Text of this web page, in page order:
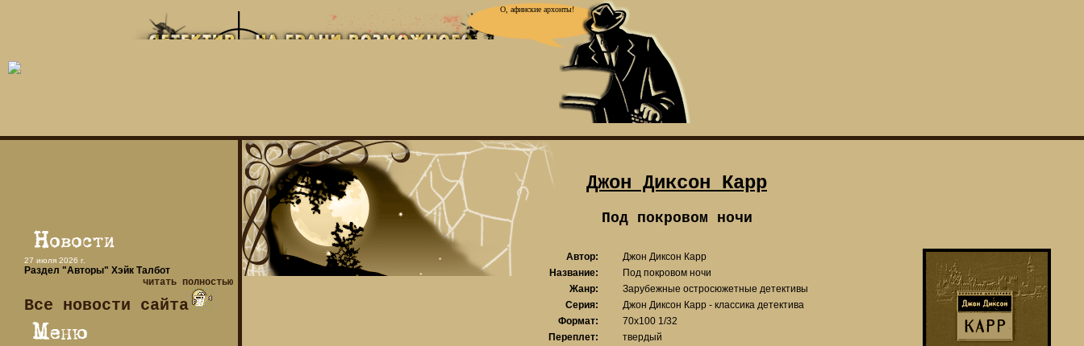
О, афинские архонты!
27 июля 2026 г.
Раздел "Авторы" Хэйк Талбот
читать полностью
Все новости сайта
Джон Диксон Карр
Под покровом ночи
Автор:
Джон Диксон Карр
Название:
Под покровом ночи
Жанр:
Зарубежные остросюжетные детективы
Серия:
Джон Диксон Карр - классика детектива
Формат:
70x100 1/32
Переплет:
твердый